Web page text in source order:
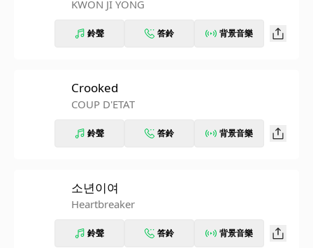
KWON JI YONG
鈴聲 答鈴 背景音樂
Crooked
COUP D'ETAT
鈴聲 答鈴 背景音樂
소년이여
Heartbreaker
鈴聲 答鈴 背景音樂